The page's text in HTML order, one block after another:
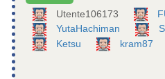
Utente106173
YutaHachiman
Ketsu
kram87